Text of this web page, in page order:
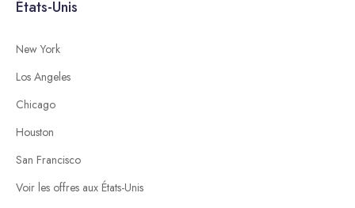
États-Unis
New York
Los Angeles
Chicago
Houston
San Francisco
Voir les offres aux États-Unis